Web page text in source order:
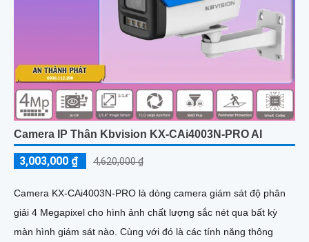
Camera IP Thân Kbvision KX-CAi4003N-PRO AI
3,003,000 ₫ 4,620,000 ₫
Camera KX-CAi4003N-PRO là dòng camera giám sát độ phân
giải 4 Megapixel cho hình ảnh chất lượng sắc nét qua bất kỳ
màn hình giám sát nào. Cùng với đó là các tính năng thông